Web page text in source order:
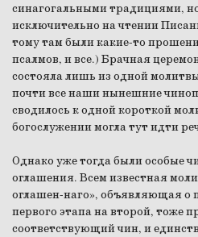
синагогальными традициями,
исключительно на чтении
тому там были какие-то
псалмов, и все.) Брачная
состояла лишь из одной
почти все наши нынешние
сводилось к одной короткой
богослужении могла тут идти
Однако уже тогда были особые
оглашения. Всем известная
оглашен-наго», объявляющая о
первого этапа на второй, тоже
соответствующий чин, и